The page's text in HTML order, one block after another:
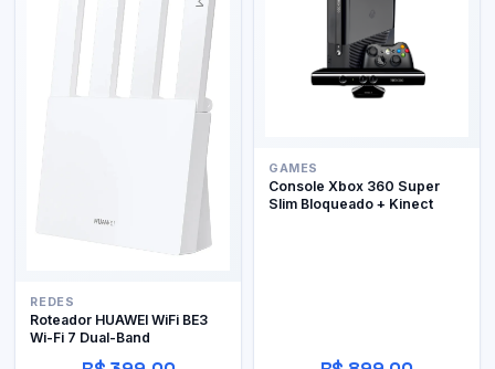
REDES
Roteador HUAWEI WiFi BE3
Wi-Fi 7 Dual-Band
GAMES
Console Xbox 360 Super
Slim Bloqueado + Kinect